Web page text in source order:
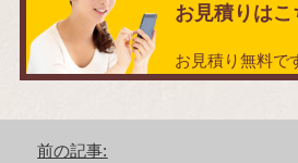
お見積りはこ
お見積り無料で
前の記事: